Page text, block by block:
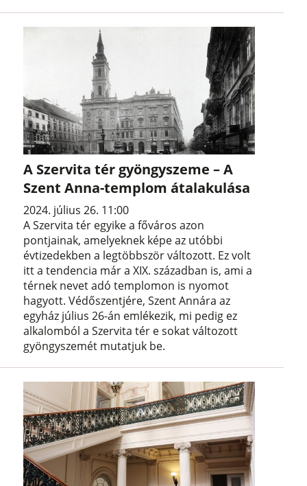
A Szervita tér gyöngyszeme – A
Szent Anna-templom átalakulása
2024. július 26. 11:00
A Szervita tér egyike a főváros azon
pontjainak, amelyeknek képe az utóbbi
évtizedekben a legtöbbször változott. Ez volt
itt a tendencia már a XIX. században is, ami a
térnek nevet adó templomon is nyomot
hagyott. Védőszentjére, Szent Annára az
egyház július 26-án emlékezik, mi pedig ez
alkalomból a Szervita tér e sokat változott
gyöngyszemét mutatjuk be.